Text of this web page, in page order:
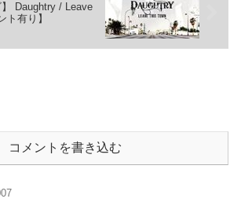
】 Daughtry / Leave
ト有り】
コメントを書き込む